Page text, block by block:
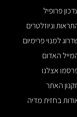
פרופיל
וניוזלטרים
למנוי פרימיום
האדום
אצלנו
האתר
בחזית מדיה